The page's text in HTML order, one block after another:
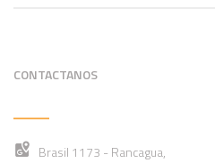
CONTACTANOS
Brasil 1173 - Rancagua,